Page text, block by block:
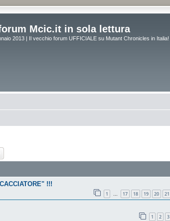
Mcic.it in sola lettura
2013 | Il vecchio forum UFFICIALE su Mutant Chronicles in Italia!
!!!
1 … 17 18 19 20 21
1 2 3